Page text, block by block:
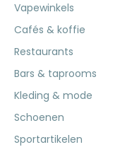
Vapewinkels
Cafés & koffie
Restaurants
Bars & taprooms
Kleding & mode
Schoenen
Sportartikelen